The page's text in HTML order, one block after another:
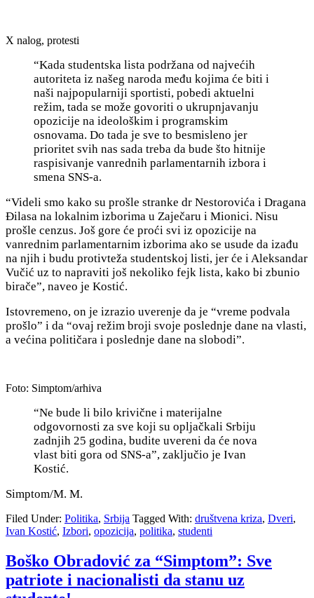
X nalog, protesti
“Kada studentska lista podržana od najvećih
autoriteta iz našeg naroda među kojima će biti i
naši najpopularniji sportisti, pobedi aktuelni
režim, tada se može govoriti o ukrupnjavanju
opozicije na ideološkim i programskim
osnovama. Do tada je sve to besmisleno jer
prioritet svih nas sada treba da bude što hitnije
raspisivanje vanrednih parlamentarnih izbora i
smena SNS-a.
“Videli smo kako su prošle stranke dr Nestorovića i Dragana
Đilasa na lokalnim izborima u Zaječaru i Mionici. Nisu
prošle cenzus. Još gore će proći svi iz opozicije na
vanrednim parlamentarnim izborima ako se usude da izađu
na njih i budu protivteža studentskoj listi, jer će i Aleksandar
Vučić uz to napraviti još nekoliko fejk lista, kako bi zbunio
birače”, naveo je Kostić.
Istovremeno, on je izrazio uverenje da je “vreme podvala
prošlo” i da “ovaj režim broji svoje poslednje dane na vlasti,
a većina političara i poslednje dane na slobodi”.
Foto: Simptom/arhiva
“Ne bude li bilo krivične i materijalne
odgovornosti za sve koji su opljačkali Srbiju
zadnjih 25 godina, budite uvereni da će nova
vlast biti gora od SNS-a”, zaključio je Ivan
Kostić.
Simptom/M. M.
Filed Under: Politika, Srbija Tagged With: društvena kriza, Dveri,
Ivan Kostić, Izbori, opozicija, politika, studenti
Boško Obradović za “Simptom”: Sve
patriote i nacionalisti da stanu uz